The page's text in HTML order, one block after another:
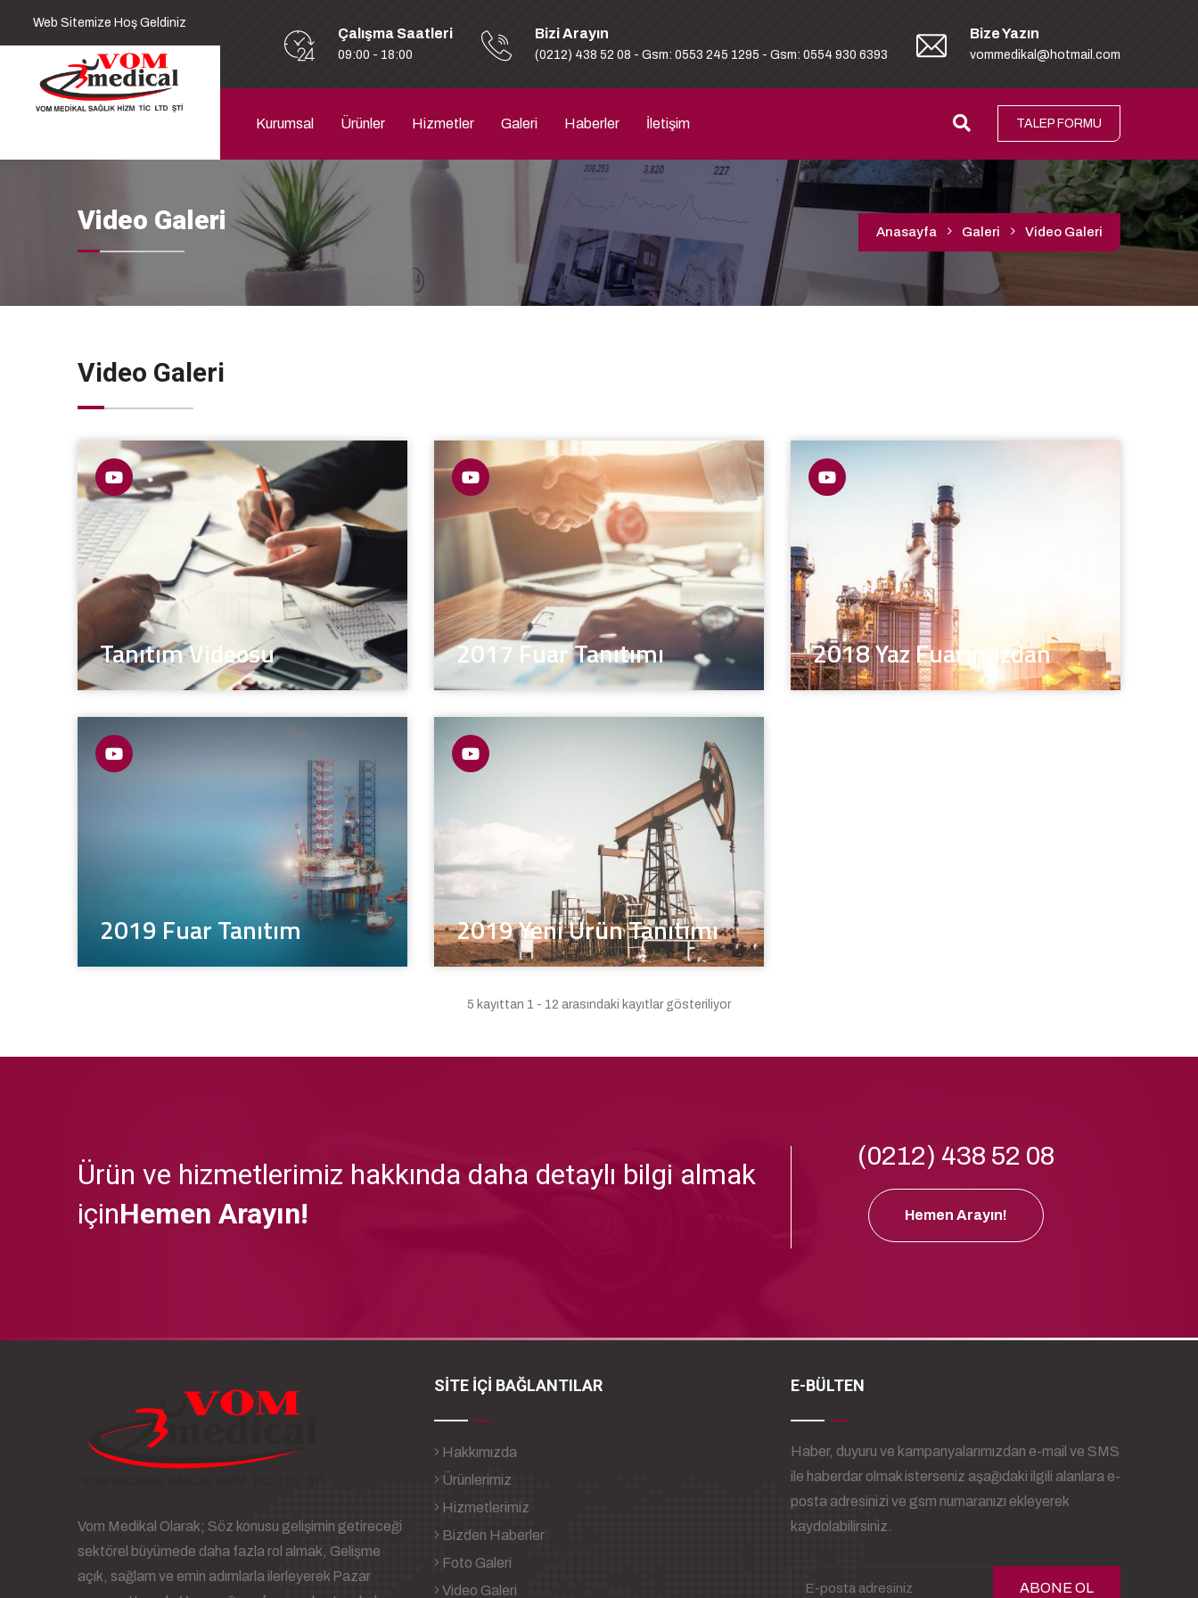
Web Sitemize Hoş Geldiniz
Çalışma Saatleri
09:00 - 18:00
Bizi Arayın
(0212) 438 52 08 - Gsm: 0553 245 1295 - Gsm: 0554 930 6393
Bize Yazın
vommedikal@hotmail.com
Kurumsal Ürünler Hizmetler Galeri Haberler İletişim TALEP FORMU
Video Galeri Anasayfa Galeri Video Galeri
Video Galeri
Tanıtım Videosu 2017 Fuar Tanıtımı 2018 Yaz Fuarımızdan
2019 Fuar Tanıtım 2019 Yeni Ürün Tanıtımı
5 kayıttan 1 - 12 arasındaki kayıtlar gösteriliyor
Ürün ve hizmetlerimiz hakkında daha detaylı bilgi almak
içinHemen Arayın!
(0212) 438 52 08
Hemen Arayın!
Vom Medikal Olarak; Söz konusu gelişimin getireceği
sektörel büyümede daha fazla rol almak, Gelişme
açık, sağlam ve emin adımlarla ilerleyerek Pazar
SİTE İÇİ BAĞLANTILAR
Hakkımızda
Ürünlerimiz
Hizmetlerimiz
Bizden Haberler
Foto Galeri
Video Galeri
E-BÜLTEN
Haber, duyuru ve kampanyalarımızdan e-mail ve SMS
ile haberdar olmak isterseniz aşağıdaki ilgili alanlara e-
posta adresinizi ve gsm numaranızı ekleyerek
kaydolabilirsiniz.
ABONE OL